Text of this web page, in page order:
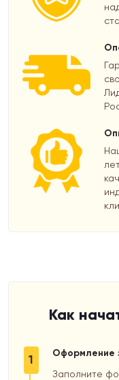
Как
1 Оформление
Заполните